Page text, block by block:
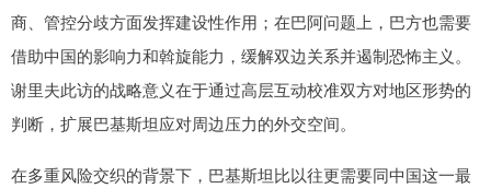
商、管控分歧方面发挥建设性作用；在巴阿问题上，巴方也需要
借助中国的影响力和斡旋能力，缓解双边关系并遏制恐怖主义。
谢里夫此访的战略意义在于通过高层互动校准双方对地区形势的
判断，扩展巴基斯坦应对周边压力的外交空间。
在多重风险交织的背景下，巴基斯坦比以往更需要同中国这一最